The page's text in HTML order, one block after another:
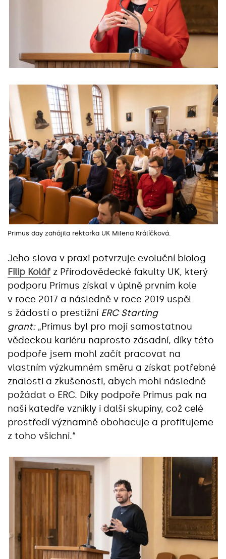
Primus day zahájila rektorka UK Milena Králíčková.
Jeho slova v praxi potvrzuje evoluční biolog
Filip Kolářz Přírodovědecké fakulty UK, který
podporu Primus získal v úplně prvním kole
v roce 2017 a následně v roce 2019 uspěl
s žádostí o prestižní ERC Starting
grant: „Primus byl pro moji samostatnou
vědeckou kariéru naprosto zásadní, díky této
podpoře jsem mohl začít pracovat na
vlastním výzkumném směru a získat potřebné
znalosti a zkušenosti, abych mohl následně
požádat o ERC. Díky podpoře Primus pak na
naší katedře vznikly i další skupiny, což celé
prostředí významně obohacuje a profitujeme
z toho všichni.“